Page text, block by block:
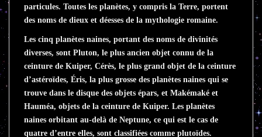
particules. Toutes les planètes, y compris la Terre, portent
des noms de dieux et déesses de la mythologie romaine.
Les cinq planètes naines, portant des noms de divinités
diverses, sont Pluton, le plus ancien objet connu de la
ceinture de Kuiper, Cérès, le plus grand objet de la ceinture
d’astéroïdes, Éris, la plus grosse des planètes naines qui se
trouve dans le disque des objets épars, et Makémaké et
Hauméa, objets de la ceinture de Kuiper. Les planètes
naines orbitant au-delà de Neptune, ce qui est le cas de
quatre d’entre elles, sont classifiées comme plutoïdes.